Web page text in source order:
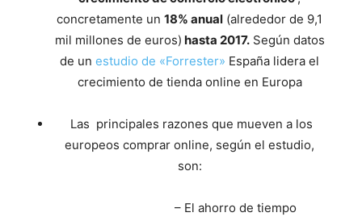
concretamente un 18% anual (alrededor de 9,1
mil millones de euros) hasta 2017.Según datos
de un estudio de «Forrester» España lidera el
crecimiento de tienda online en Europa
Las principales razones que mueven a los
europeos comprar online, según el estudio,
son:
– El ahorro de tiempo